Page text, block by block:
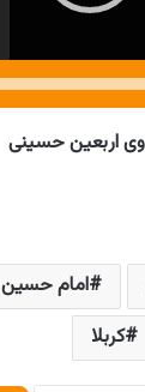
اربعین حسینی
امام حسین
کربلا